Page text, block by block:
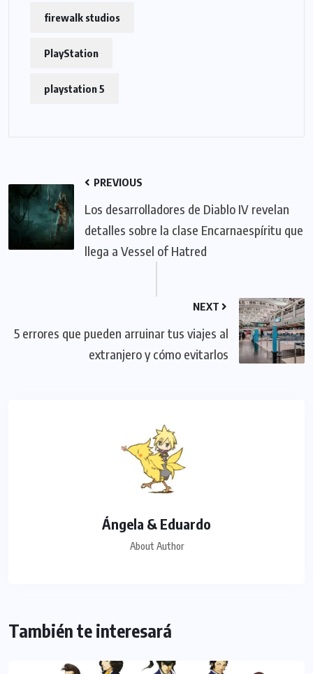
firewalk studios
PlayStation
playstation 5
PREVIOUS
Los desarrolladores de Diablo IV revelan
detalles sobre la clase Encarnaespíritu que
llega a Vessel of Hatred
NEXT
5 errores que pueden arruinar tus viajes al
extranjero y cómo evitarlos
Ángela & Eduardo
About Author
También te interesará